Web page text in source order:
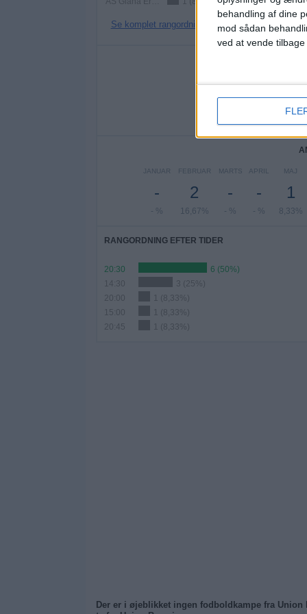
behandling af dine
mod sådan
ved at vende
Se komplet rangordning
2 1
JANUAR
-
- %
FEBRUAR
2
16,67%
MARTS
-
- %
APRIL
-
- %
MAJ
1
8,33%
RANGORDNING EFTER TIDER
20:30
6 (50%)
14:30
3 (25%)
20:00
1 (8,33%)
15:00
1 (8,33%)
20:45
1 (8,33%)
Der er i øjeblikket ingen fodboldkampe fra Union